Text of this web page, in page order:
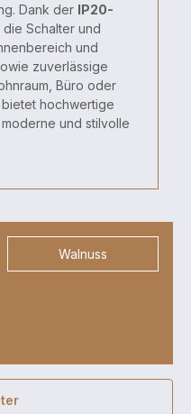
Dank der IP20-
Schalter und
und
zuverlässige
Büro oder
bietet hochwertige
und stilvolle
Walnuss